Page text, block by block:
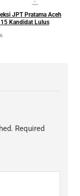
JPT Pratama Aceh
Kandidat Lulus
Required